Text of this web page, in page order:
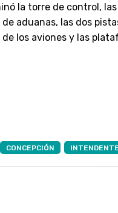
la torre de control,
aduanas, las dos
los aviones y las
CONCEPCIÓN INTENDENTE